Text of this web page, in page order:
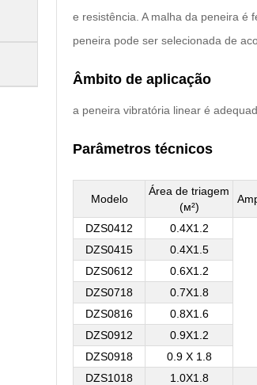
e resistência. A malha da peneira é
peneira pode ser selecionada de
Âmbito de aplicação
a peneira vibratória linear é
Parâmetros técnicos
Modelo
Área de triagem
(м²)
DZS0412 0.4X1.2
DZS0415
0.4X1.5
DZS0612
0.6X1.2
DZS0718
0.7X1.8
DZS0816
0.8X1.6
DZS0912
0.9X1.2
DZS0918
0.9 X 1.8
DZS1018
1.0X1.8